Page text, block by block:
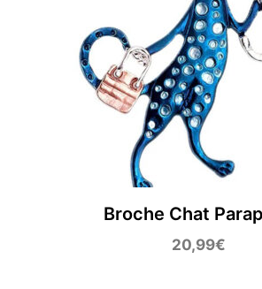
Broche Chat
20,99€